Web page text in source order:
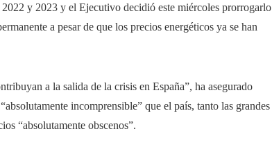
y 2023 y el Ejecutivo decidió este miércoles prorrogarlo
a pesar de que los precios energéticos ya se han
a la salida de la crisis en España”, ha asegurado
incomprensible” que el país, tanto las grandes
“absolutamente obscenos”.